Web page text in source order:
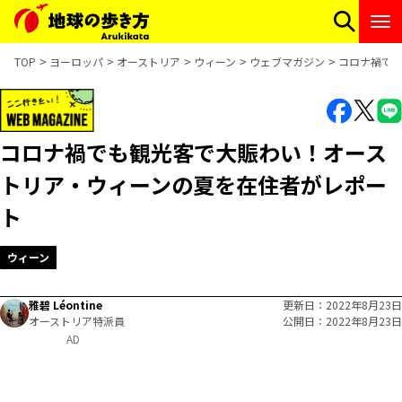
TOP ヨーロッパ オーストリア ウィーン ウェブマガジン コロナ禍で
コロナ禍でも観光客で大賑わい！オース
トリア・ウィーンの夏を在住者がレポー
ト
ウィーン
雅碧 Léontine
オーストリア特派員
更新日
2022年8月23日
公開日
2022年8月23日
AD